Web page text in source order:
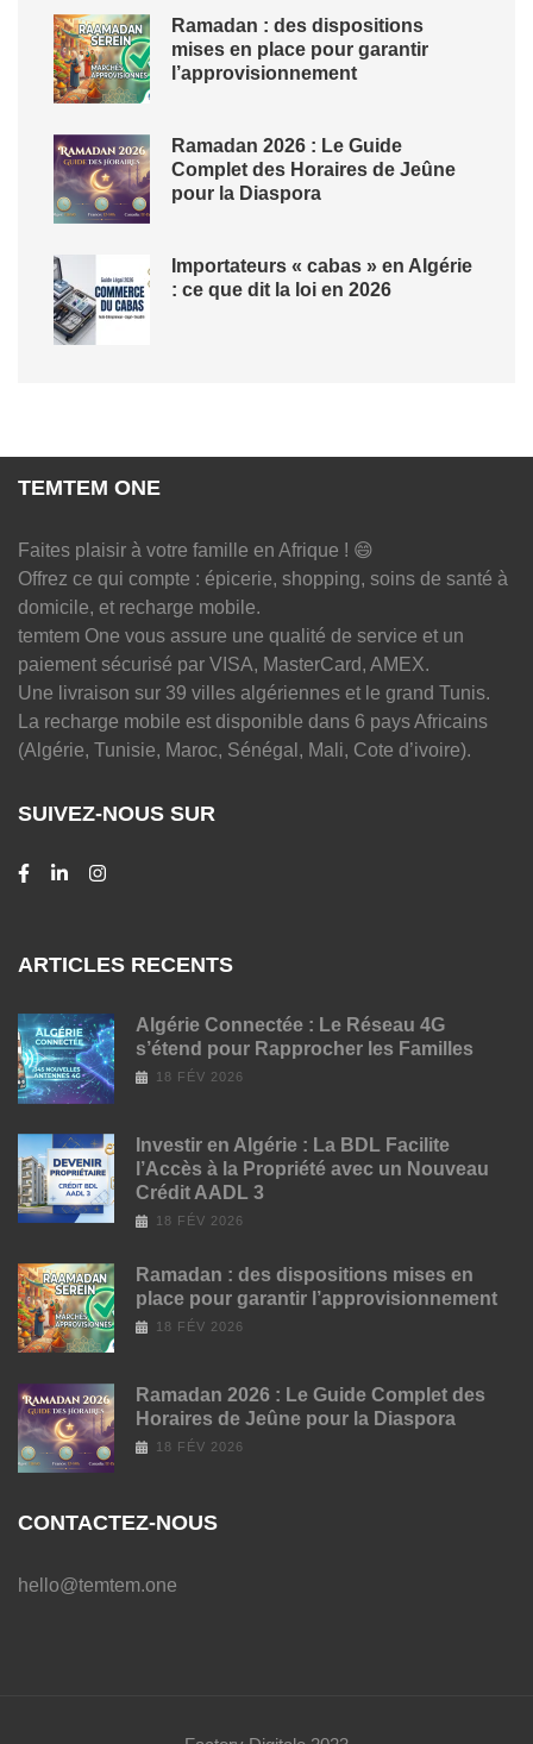
Ramadan : des dispositions
mises en place pour garantir
l’approvisionnement
Ramadan 2026 : Le Guide
Complet des Horaires de Jeûne
pour la Diaspora
Importateurs « cabas » en Algérie
: ce que dit la loi en 2026
TEMTEM ONE
Faites plaisir à votre famille en Afrique ! 😄
Offrez ce qui compte : épicerie, shopping, soins de santé à
domicile, et recharge mobile.
temtem One vous assure une qualité de service et un
paiement sécurisé par VISA, MasterCard, AMEX.
Une livraison sur 39 villes algériennes et le grand Tunis.
La recharge mobile est disponible dans 6 pays Africains
(Algérie, Tunisie, Maroc, Sénégal, Mali, Cote d’ivoire).
SUIVEZ-NOUS SUR
ARTICLES RECENTS
Algérie Connectée : Le Réseau 4G
s’étend pour Rapprocher les Familles
18 FÉV 2026
Investir en Algérie : La BDL Facilite
l’Accès à la Propriété avec un Nouveau
Crédit AADL 3
18 FÉV 2026
Ramadan : des dispositions mises en
place pour garantir l’approvisionnement
18 FÉV 2026
Ramadan 2026 : Le Guide Complet des
Horaires de Jeûne pour la Diaspora
18 FÉV 2026
CONTACTEZ-NOUS
hello@temtem.one